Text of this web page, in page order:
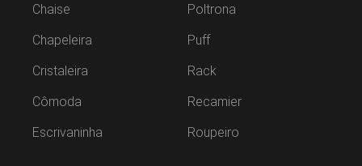
Chaise
Chapeleira
Cristaleira
Cômoda
Escrivaninha
Poltrona
Puff
Rack
Recamier
Roupeiro